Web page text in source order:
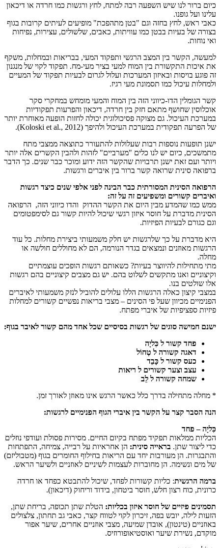
כיום ברור לנו שיש השפעה רבה למתח, לחץ ורגשות כמו חרדה או דיכאון
עלינו ועל גופנו.
כאבי ראש, לחץ בחזה וגם "בטן מתהפכת" מופיעים לעיתים קרובות בגוף
בצורה של בעיות בבטן כמו עוויתות, כאבים, שלשולים, עצירות, נפיחות
ואי נוחות.
למעשה, הקשר בין המצב הרגשי ותפקוד המעי, בבריאות ובמחלות, משקף
את איכות התקשורת בין המוח למעי בציר מעי-מח. תפקוד לקוי של מנגנון
זה פוגע בויסות ובאיזון המערכות ועלול לגרום לבעיות תפקוד של המעיים
ולמחלות עיכול כמו תסמונת מעי רגיז.
קשר הגומלין הדו-כיווני הזה בין המוח והמעי מומחש במחקרי סקר
אוכלוסין שחושף מתאם חזק בין חרדה, דיכאון והפרעות תפקודיות
במערכת העיכול. גם מצוקה פסיכולוגית יכולה לחזות הופעה מאוחרת יותר
של הפרעה תפקודית במערכת העיכול ולהיפך (Koloski et al., 2012).
ישנן תופעות נוספות רבות שעלולות להתעורר כתוצאה ממצבי מתח
מתמשכים, כיום יש לנו כלים "מערביים" לזהות ולהבין הקשרים אלה יותר
ויותר ועם זאת ישנן תרבויות שהקשר הזה ידוע ומוכר כבר שנים. כך הדבר
ברפואה סינית שרואה קשר ברור בין איברים ורגשות.
הרפואה הסינית המסורתית כבר הבינה לפני אלפי שנים כיצד רגשות
ואיברים קשורים ומשפיעים זה על זה:
ממש כמו שהמדע מבין היום את הקשר ההדוק והדו כיווני הזה, הרפואה
הסינית מדברת על חוסר איזון רגשי שיכול להיות קשור גם לסימפטומים
וגם כגורם לבעיות הפיזיות.
היא מדברת על כך שלרגשות יש חלק משמעותי ביצירת מחלות. כל עוד
הרגשות מאוזנים ונמצאים בגדר הנורמה, הם לא מחוללים חולשה או
מחלה.
מתי מתחילות להיווצר בעיות? כשאותם רגשות הופכים עוצמתיים
וקיצוניים ואנו מתקשים לשלוט בהם. יש גם מצבים קיצוניים בהם רגשות
אלו שולטים בנו.
במצבי קיצון כאלה הרגשות הללו עלולים להוביל לנזק משמעותי לאיברים
הפנימיים מכיוון שעל פי הסינים – מצבי בריאות נפשיים קשורים למחלות
פיזיות ספציפיות של איברי מפתח.
ישנם חמישה סוגים של רגשות בסיסיים שכל אחד מהם קשור לאיבר בגוף:
פחד קשור ל כִּליָה
דאגה קשורה ל טְחוֹל
כעס קשור ל כָּבֵד
עצב וצער קשורים ל ריאות
שמחה קשורה ל לֵב
* מחלה מתחילה בדרך כלל כאשר הרגש אינו מאוזן לאורך זמן.
הנה הסבר קצר על הקשר בין איברי הגוף הפנימיים לרגשות:
כִּליָה – פחד
הכליות ממלאות תפקיד מפתח בקיום החיים. מסירות פסולת ועודפי נוזלים
כדי ליצור שתן. בראייה סינית: הן אחראיות על רבייה, צמיחה, התפתחות
והתבגרות. הן מעורבות יחד עם הריאות בחילוף החומרים בגוף (מטבוליזם)
של מים ונשימה. הן מחוברות לעצמות לשיניים לאוזניים ולשיער הראש.
ברמה הרגשית: כליות קשורות לפחד, שיכול להתבטא כפחד או חרדה
כרונית, כוח רצון חלש, חוסר ביטחון, בידוד וריחוק (דיכאון).
תסמינים פיזיים של חוסר איזון בכליות: הטלת שתן תכופה, בריחת שתן,
הזעות לילה, יובש בפה, זיכרון לקוי לטווח קצר, כאבי גב תחתון, צלצולים
באוזניים (טינטון), אובדן שמיעה, מצבי אוזניים אחרים, שיער אפור
מוקדם, נשירת שיער ואוסטיאופורוזיס.